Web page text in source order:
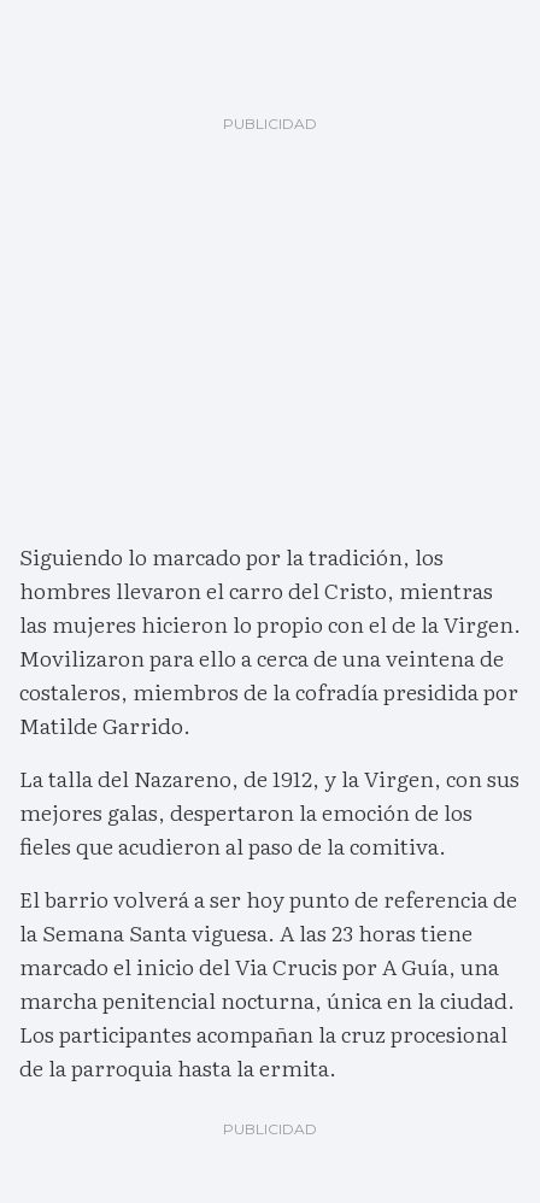
Siguiendo lo marcado por la tradición, los
hombres llevaron el carro del Cristo, mientras
las mujeres hicieron lo propio con el de la Virgen.
Movilizaron para ello a cerca de una veintena de
costaleros, miembros de la cofradía presidida por
Matilde Garrido.
La talla del Nazareno, de 1912, y la Virgen, con sus
mejores galas, despertaron la emoción de los
fieles que acudieron al paso de la comitiva.
El barrio volverá a ser hoy punto de referencia de
la Semana Santa viguesa. A las 23 horas tiene
marcado el inicio del Via Crucis por A Guía, una
marcha penitencial nocturna, única en la ciudad.
Los participantes acompañan la cruz procesional
de la parroquia hasta la ermita.